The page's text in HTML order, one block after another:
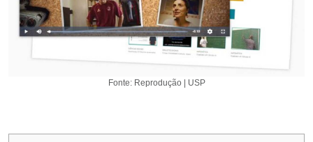
Fonte: Reprodução | USP